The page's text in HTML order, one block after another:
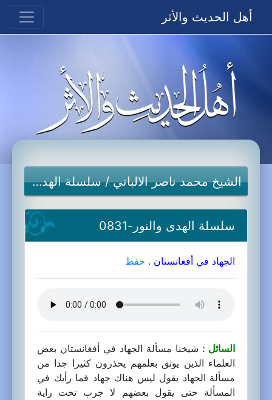
أهل الحديث والأثر
الشيخ محمد ناصر الالباني/سلسلة الهدى والنور-جديد
سلسلة الهدى والنور-0831
الجهاد في أفغانستان . حفظ
السائل : شيخنا مسألة الجهاد في أفغانستان بعض
العلماء الذين يوثق بعلمهم يحذرون كثيرا جدا من
مسألة الجهاد يقول ليس هناك جهاد فما رأيك في
المسألة حتى يقول بعضهم لا جرب تحت راية